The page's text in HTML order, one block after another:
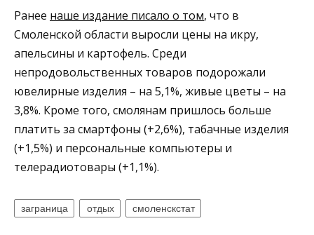
Ранее наше издание писало о том, что в
Смоленской области выросли цены на икру,
апельсины и картофель. Среди
непродовольственных товаров подорожали
ювелирные изделия – на 5,1%, живые цветы – на
3,8%. Кроме того, смолянам пришлось больше
платить за смартфоны (+2,6%), табачные изделия
(+1,5%) и персональные компьютеры и
телерадиотовары (+1,1%).
заграница отдых смоленскстат